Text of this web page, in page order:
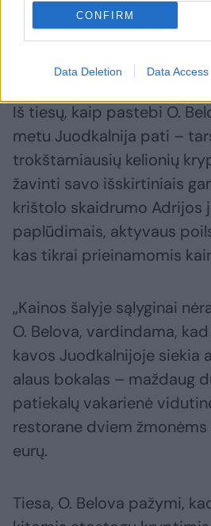
CONFIRM
Data Deletion Data Access
kompleksu, o pop dievaitė
artimaisiais pamėgusi
įsikūrusį prabangų
Iš tiesų, kaip pastebi O.
metu Juodkalnija pati –
trokštamiausių kelionių
žavinti savo išskirtiniais
krištolo skaidrumo Adrijos
paplūdimais, aktyvaus
kas tikrai prieinamomis
„Kainos šalyje sąlyginai
O. Belova, vardindama,
kavos Juodkalnijoje siekia
alaus bokalas – maždaug
patiekalų vakarienė
restorane dviem
eurų.
Tiesa, O. Belova pažymi,